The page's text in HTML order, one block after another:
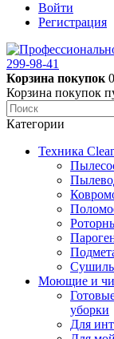
Войти
Регистрация
Корзина покупок 0
Корзина покупок
Категории
Техника
Моющие и
уборки
Для